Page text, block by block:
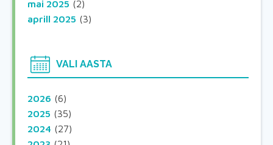
mai 2025 (2)
aprill 2025 (3)
VALI AASTA
2026 (6)
2025 (35)
2024 (27)